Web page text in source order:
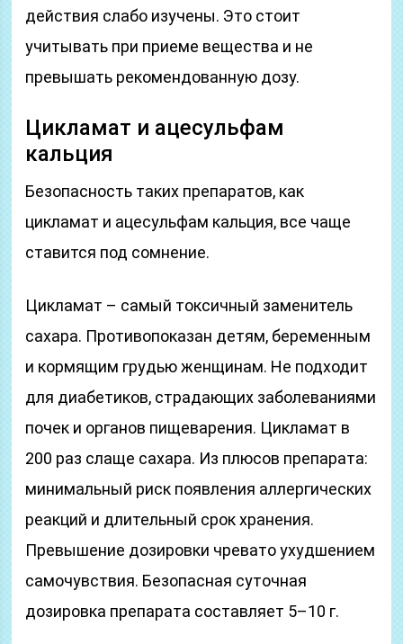
действия слабо изучены. Это стоит
учитывать при приеме вещества и не
превышать рекомендованную дозу.
Цикламат и ацесульфам
кальция
Безопасность таких препаратов, как
цикламат и ацесульфам кальция, все чаще
ставится под сомнение.
Цикламат – самый токсичный заменитель
сахара. Противопоказан детям, беременным
и кормящим грудью женщинам. Не подходит
для диабетиков, страдающих заболеваниями
почек и органов пищеварения. Цикламат в
200 раз слаще сахара. Из плюсов препарата:
минимальный риск появления аллергических
реакций и длительный срок хранения.
Превышение дозировки чревато ухудшением
самочувствия. Безопасная суточная
дозировка препарата составляет 5–10 г.